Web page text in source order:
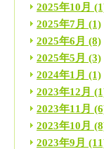
2025年10月
2025年7月 (1)
2025年6月 (8)
2025年5月 (3)
2024年1月 (1)
2023年12月
2023年11月
2023年10月
2023年9月